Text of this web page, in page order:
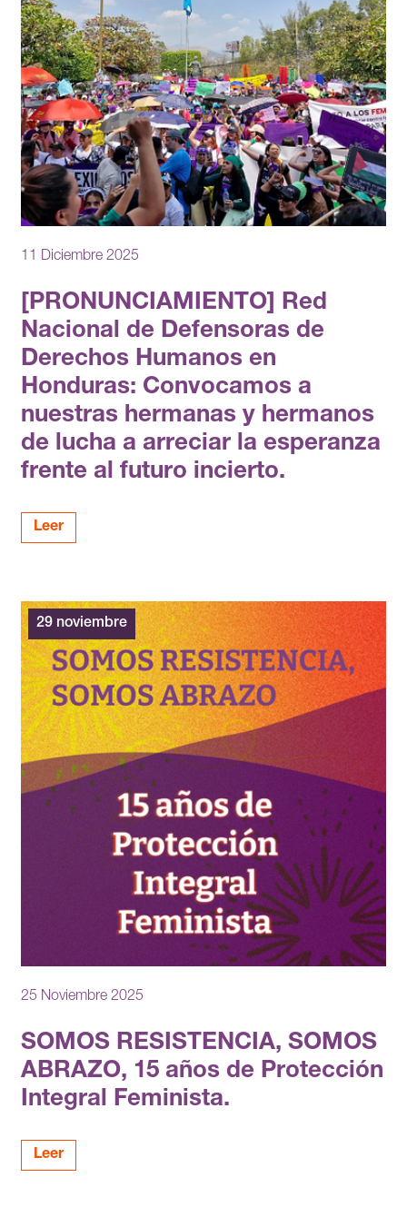
11 Diciembre 2025
[PRONUNCIAMIENTO] Red
Nacional de Defensoras de
Derechos Humanos en
Honduras: Convocamos a
nuestras hermanas y hermanos
de lucha a arreciar la esperanza
frente al futuro incierto.
Leer
25 Noviembre 2025
SOMOS RESISTENCIA, SOMOS
ABRAZO, 15 años de Protección
Integral Feminista.
Leer
29 noviembre